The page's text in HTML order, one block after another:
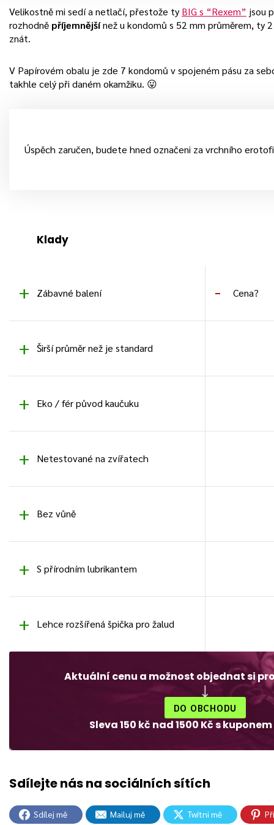
Velikostně mi sedí a netlačí, přestože ty BIG s “Rexem” jsou
rozhodně příjemnějšínež u kondomů s 52 mm průměrem, ty
znát.
V Papírovém obalu je zde 7 kondomů v spojeném pásu za
takhle celý při daném okamžiku. 😛
Úspěch zaručen, budete hned označeni za vrchního
Klady
Zábavné balení Cena?
Širší průměr než je standard
Eko / fér původ kaučuku
Netestované na zvířatech
Bez vůně
S přírodním lubrikantem
Lehce rozšířená špička pro žalud
Aktuální cenu a možnost objednat si
DO OBCHODU
Sleva 150 kč nad 1500 Kč s kuponem
Sdílej mě Mailuj mě Twítni mě